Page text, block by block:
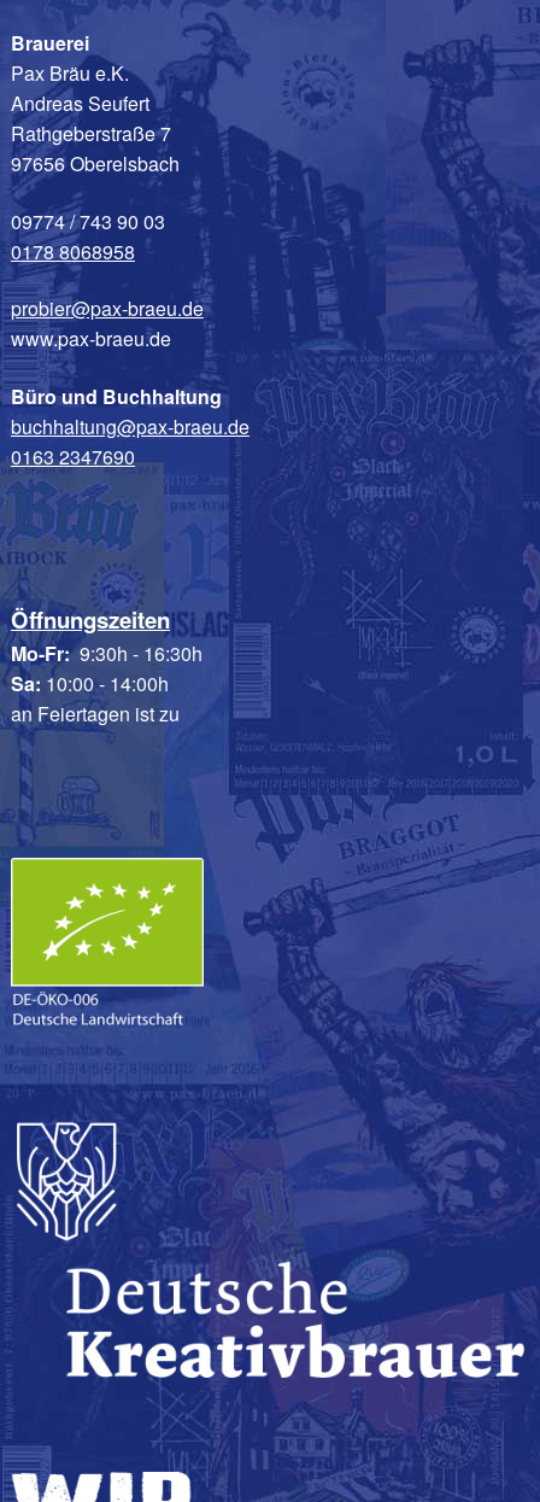
Brauerei
Pax Bräu e.K.
Andreas Seufert
Rathgeberstraße 7
97656 Oberelsbach
09774 / 743 90 03
0178 8068958
probier@pax-braeu.de
www.pax-braeu.de
Büro und Buchhaltung
buchhaltung@pax-braeu.de
0163 2347690
Öffnungszeiten
Mo-Fr:9:30h - 16:30h
Sa: 10:00 - 14:00h
an Feiertagen ist zu